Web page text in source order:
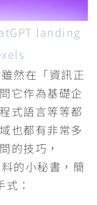
landing
雖然在「資訊正
它作為基礎企
式語言等等都
也都有非常多
的技巧，
的小秘書，簡
：